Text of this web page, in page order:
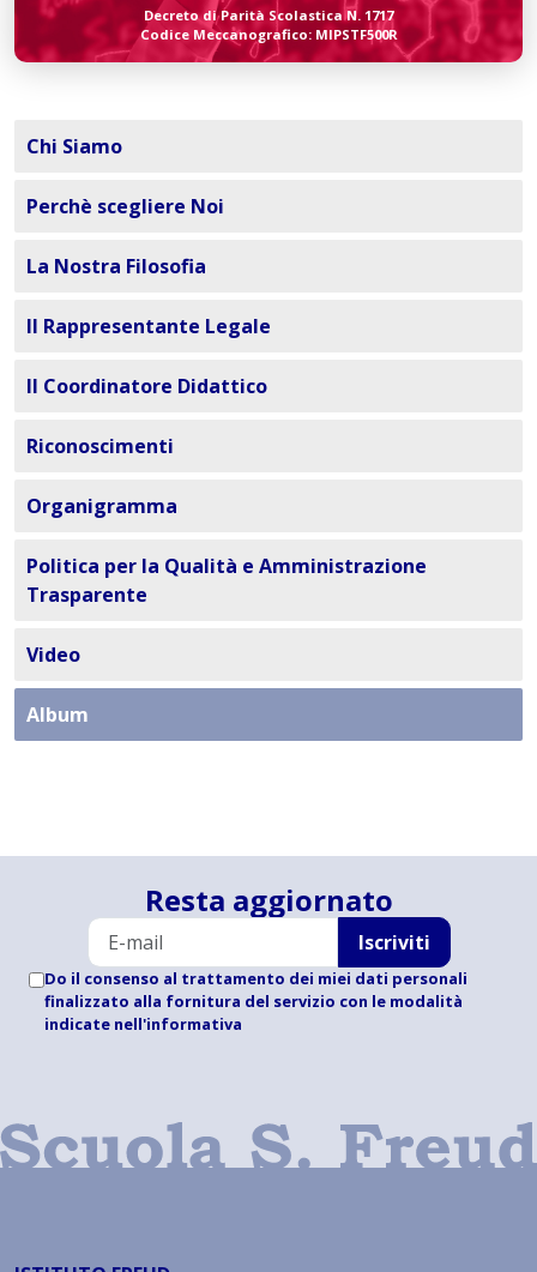
Decreto di Parità Scolastica N. 1717
Codice Meccanografico: MIPSTF500R
Chi Siamo
Perchè scegliere Noi
La Nostra Filosofia
Il Rappresentante Legale
Il Coordinatore Didattico
Riconoscimenti
Organigramma
Politica per la Qualità e Amministrazione
Trasparente
Video
Album
Resta aggiornato
Iscriviti
Do il consenso al trattamento dei miei dati personali
finalizzato alla fornitura del servizio con le modalità
indicate nell'informativa